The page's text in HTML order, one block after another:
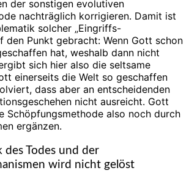
der sonstigen evolutiven
nachträglich korrigieren. Damit ist
solcher „Eingriffs-
den Punkt gebracht: Wenn Gott schon
hat, weshalb dann nicht
sich hier also die seltsame
einerseits die Welt so geschaffen
dass aber an entscheidenden
nicht ausreicht. Gott
Schöpfungsmethode also noch durch
ergänzen.
des Todes und der
wird nicht gelöst